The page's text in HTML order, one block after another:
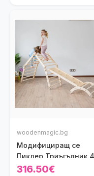
woodenmagic.bg
Модифициращ се
Пиклер Триъгълник 4
модула с Рампа и
316.50€